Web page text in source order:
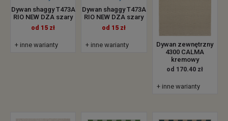
Dywan shaggy T473A
RIO NEW DZA szary
od 15 zł
+ inne warianty
Dywan shaggy T473A
RIO NEW DZA szary
od 15 zł
+ inne warianty
Dywan zewnętrzny
4300 CALMA
kremowy
od 170.40 zł
+ inne warianty